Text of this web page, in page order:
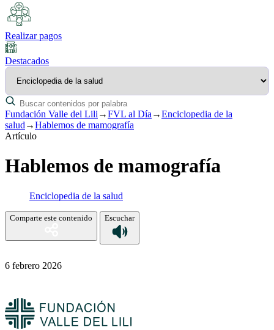
Realizar pagos
Destacados
Fundación Valle del Lili →FVL al Día →Enciclopedia de la
salud →Hablemos de mamografía
Artículo
Hablemos de mamografía
Enciclopedia de la salud
Comparte este contenido Escuchar
6 febrero 2026